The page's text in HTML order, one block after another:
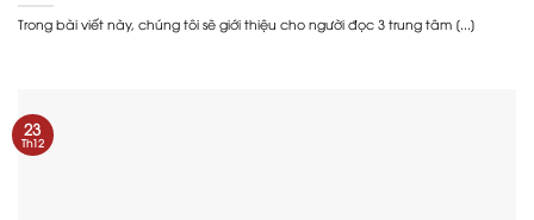
Trong bài viết này, chúng tôi sẽ giới thiệu cho người đọc 3 trung tâm [...]
23
Th12